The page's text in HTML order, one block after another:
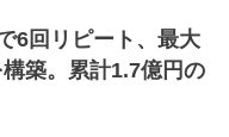
6回リピート、最大
築。累計1.7億円の